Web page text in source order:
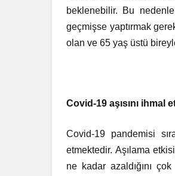
beklenebilir. Bu
geçmişse yaptırmak
olan ve 65 yaş üstü
Covid-19 aşısını ihmal
Covid-19 pandemisi
etmektedir. Aşılama
ne kadar azaldığını